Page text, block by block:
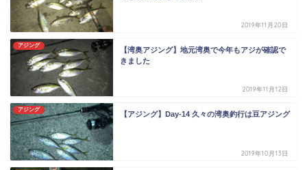
2019年11月20日
アジング
【湾奥アジング】地元湾奥で今年もアジが確認で
きました
2019年11月12日
アジング
【アジング】Day-14 久々の湾奥釣行は豆アジング
2019年10月13日